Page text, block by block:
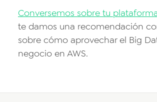
Conversemos sobre tu
te damos una recomendación
sobre cómo aprovechar el Big
negocio en AWS.